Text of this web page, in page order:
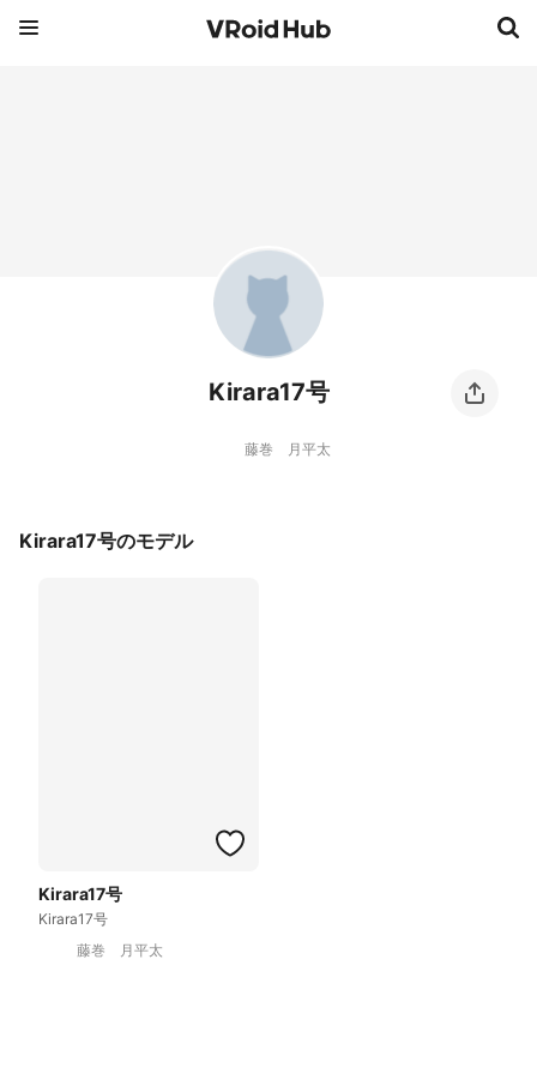
Kirara17号
藤巻 月平太
Kirara17号のモデル
Kirara17号
Kirara17号
藤巻 月平太